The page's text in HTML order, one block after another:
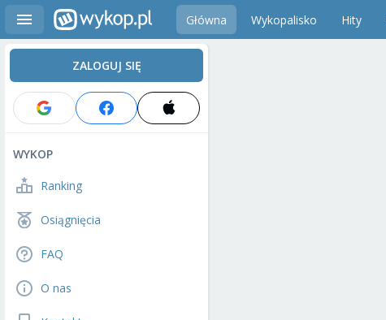
Główna Wykopalisko Hity
ZALOGUJ SIĘ
WYKOP
Ranking
Osiągnięcia
FAQ
O nas